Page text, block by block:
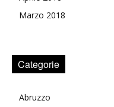
Marzo 2018
Categorie
Abruzzo